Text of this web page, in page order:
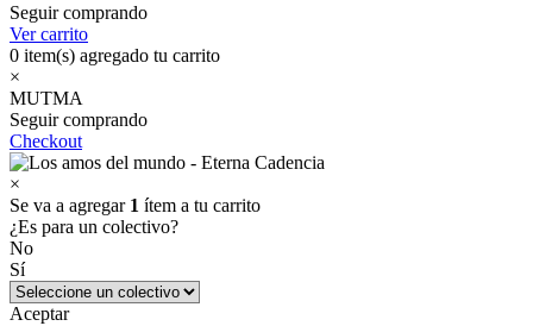
Seguir comprando
Ver carrito
0 item(s) agregado tu carrito
×
MUTMA
Seguir comprando
Checkout
×
Se va a agregar 1 ítem a tu carrito
¿Es para un colectivo?
No
Sí
Aceptar